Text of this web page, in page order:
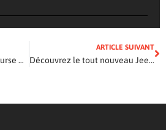
La nouvelle voiture de course électrique de Hyundai fera fureur au salon de l’auto de Francfort
ARTICLE SUIVANT
Découvrez le tout nouveau Jeep Wrangler